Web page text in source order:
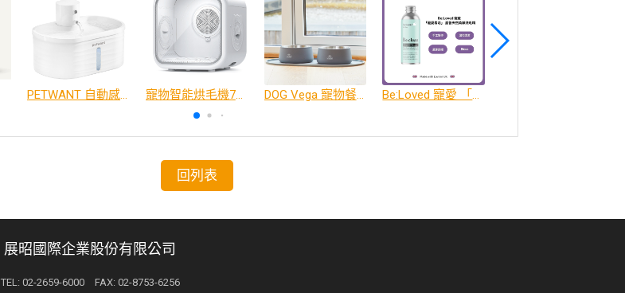
PETWANT 自動感應無線寵物飲水機 W4-L 寵物智能烘毛機75L DOG Vega 寵物餐碗、餐碗墊 Be:Loved 寵愛 「寵愛森活」 蘆薈天然柔順洗毛精
回列表
展昭國際企業股份有限公司
TEL: 02-2659-6000 FAX: 02-8753-6256